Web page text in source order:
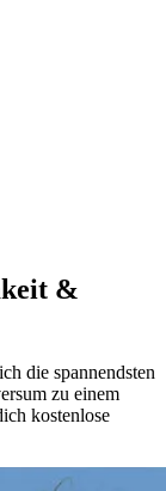
&
die spannendsten
zu einem
kostenlose